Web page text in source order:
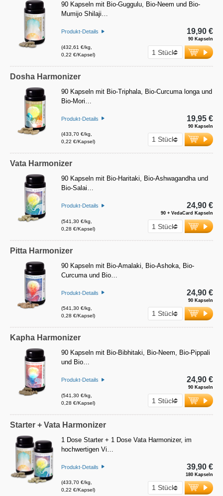
90 Kapseln mit Bio-Guggulu, Bio-Neem und Bio-
Mumijo Shilaji…
Produkt-Details
(432,61 €/kg,
0,22 €/Kapsel)
90 Kapseln
19,90 €
Dosha Harmonizer
90 Kapseln mit Bio-Triphala, Bio-Curcuma longa und
Bio-Mori…
Produkt-Details
(433,70 €/kg,
0,22 €/Kapsel)
90 Kapseln
19,95 €
Vata Harmonizer
90 Kapseln mit Bio-Haritaki, Bio-Ashwagandha und
Bio-Salai…
Produkt-Details
(541,30 €/kg,
0,28 €/Kapsel)
90 + VedaCard Kapseln
24,90 €
Pitta Harmonizer
90 Kapseln mit Bio-Amalaki, Bio-Ashoka, Bio-
Curcuma und Bio…
Produkt-Details
(541,30 €/kg,
0,28 €/Kapsel)
90 Kapseln
24,90 €
Kapha Harmonizer
90 Kapseln mit Bio-Bibhitaki, Bio-Neem, Bio-Pippali
und Bio…
Produkt-Details
(541,30 €/kg,
0,28 €/Kapsel)
90 Kapseln
24,90 €
Starter + Vata Harmonizer
1 Dose Starter + 1 Dose Vata Harmonizer, im
hochwertigen Vi…
Produkt-Details
(433,70 €/kg,
0,22 €/Kapsel)
180 Kapseln
39,90 €